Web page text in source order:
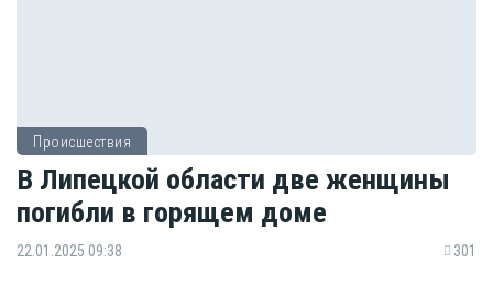
Происшествия
В Липецкой области две женщины
погибли в горящем доме
22.01.2025 09:38 301